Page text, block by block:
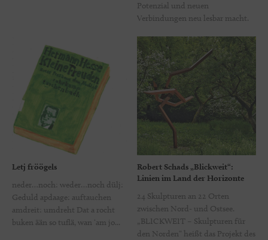
Potenzial und neuen
Verbindungen neu lesbar macht.
Letj fröögels
neder…noch: weder…noch dülj:
Geduld apdaage: auftauchen
amdreit: umdreht Dat a rocht
buken ään so tuflä, wan ‘am jo...
Robert Schads „Blickweit“:
Linien im Land der Horizonte
24 Skulpturen an 22 Orten
zwischen Nord- und Ostsee.
„BLICKWEIT – Skulpturen für
den Norden“ heißt das Projekt des